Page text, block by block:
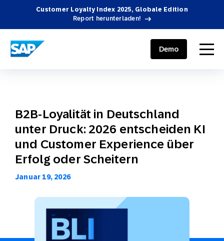
Customer Loyalty Index 2025, Globale Edition
Report herunterladen!
SAP ENGAGEMENT CLOUD menu
Demo
B2B-Loyalität in Deutschland
unter Druck: 2026 entscheiden KI
und Customer Experience über
Erfolg oder Scheitern
Januar 19, 2026